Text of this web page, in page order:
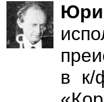
в к/